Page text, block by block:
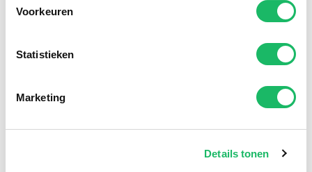
Voorkeuren
Statistieken
Marketing
Details tonen